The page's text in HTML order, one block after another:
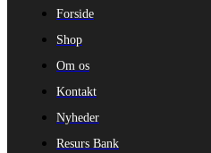
Forside
Shop
Om os
Kontakt
Nyheder
Resurs Bank